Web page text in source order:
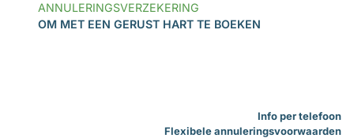
ANNULERINGSVERZEKERING
OM MET EEN GERUST HART TE BOEKEN
Info per telefoon
Flexibele annuleringsvoorwaarden